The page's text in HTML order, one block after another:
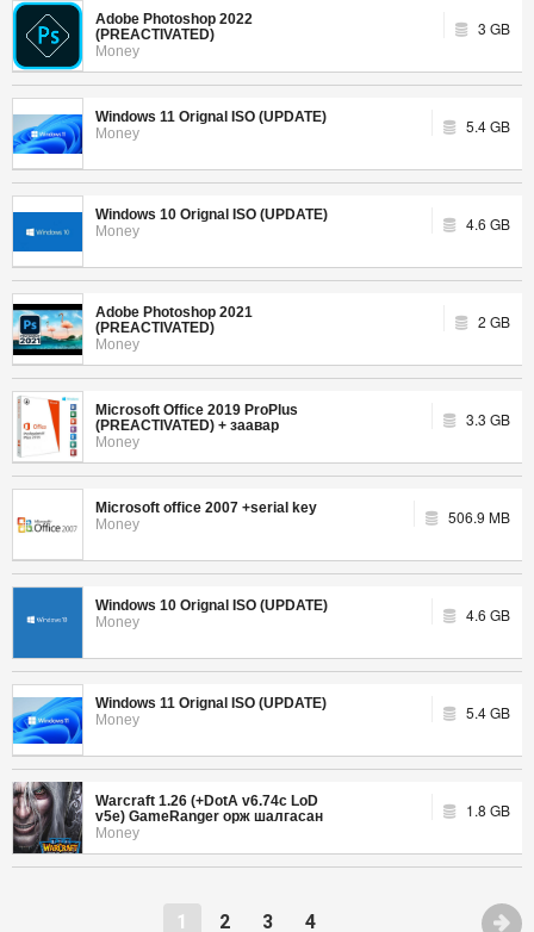
Adobe Photoshop 2022
(PREACTIVATED)
Money
3 GB
Windows 11 Orignal ISO (UPDATE)
Money
5.4 GB
Windows 10 Orignal ISO (UPDATE)
Money
4.6 GB
Adobe Photoshop 2021
(PREACTIVATED)
Money
2 GB
Microsoft Office 2019 ProPlus
(PREACTIVATED) + заавар
Money
3.3 GB
Microsoft office 2007 +serial key
Money
506.9 MB
Windows 10 Orignal ISO (UPDATE)
Money
4.6 GB
Windows 11 Orignal ISO (UPDATE)
Money
5.4 GB
Warcraft 1.26 (+DotA v6.74c LoD
v5e) GameRanger орж шалгасан
Money
1.8 GB
1 2 3 4